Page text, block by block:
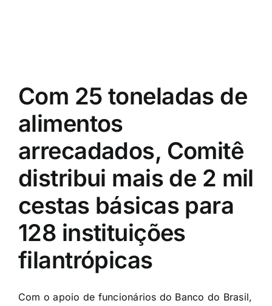
Com 25 toneladas de
alimentos
arrecadados, Comitê
distribui mais de 2 mil
cestas básicas para
128 instituições
filantrópicas
Com o apoio de funcionários do Banco do Brasil,